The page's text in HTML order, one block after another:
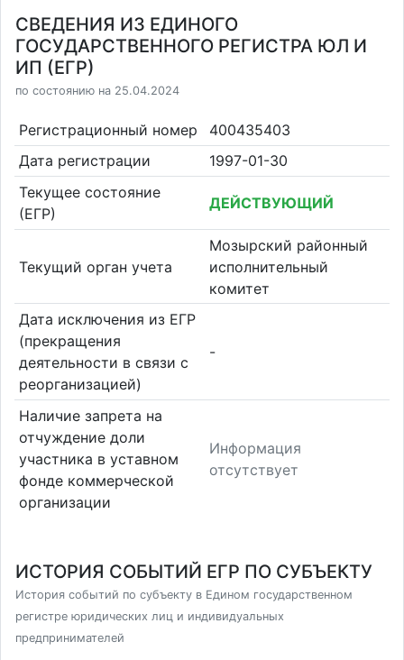
СВЕДЕНИЯ ИЗ ЕДИНОГО
ГОСУДАРСТВЕННОГО РЕГИСТРА ЮЛ И
ИП (ЕГР)
по состоянию на 25.04.2024
Регистрационный номер
400435403
Дата регистрации
1997-01-30
Текущее состояние
(ЕГР)
ДЕЙСТВУЮЩИЙ
Текущий орган учета
Мозырский районный
исполнительный
комитет
Дата исключения из ЕГР
(прекращения
деятельности в связи с
реорганизацией)
-
Наличие запрета на
отчуждение доли
участника в уставном
фонде коммерческой
организации
Информация
отсутствует
ИСТОРИЯ СОБЫТИЙ ЕГР ПО СУБЪЕКТУ
История событий по субъекту в Едином государственном
регистре юридических лиц и индивидуальных
предпринимателей